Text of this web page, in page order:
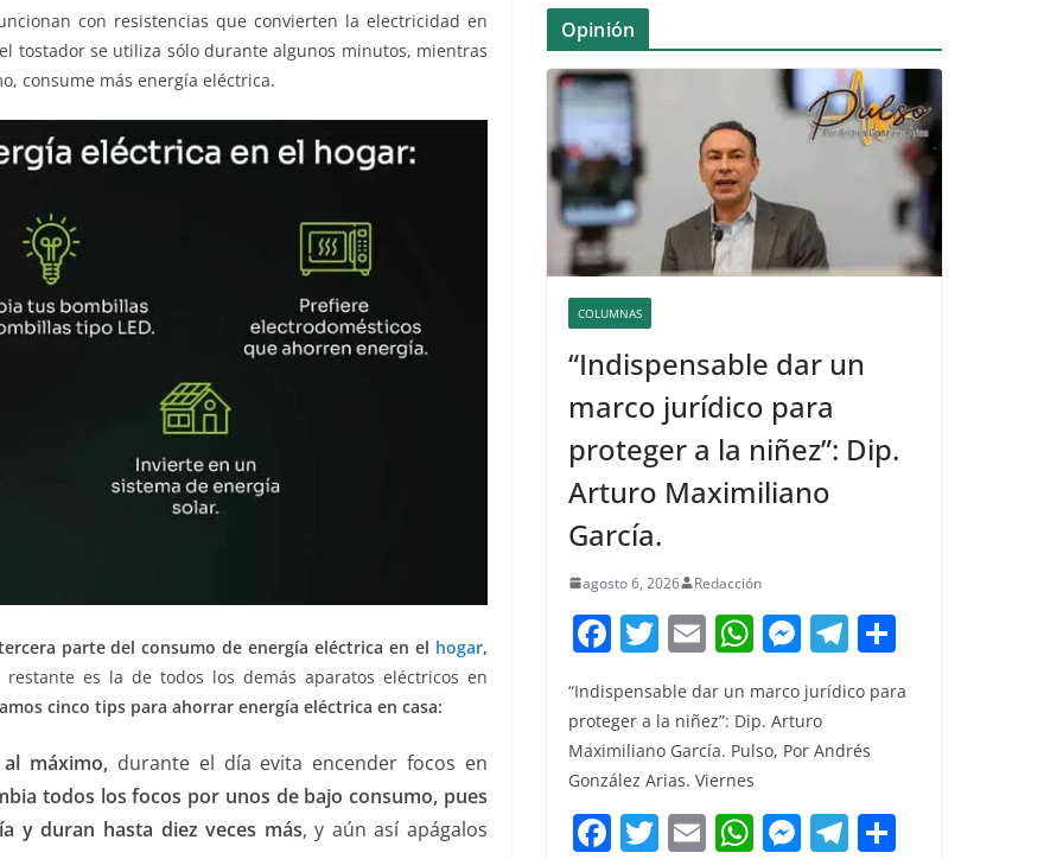
con resistencias que convierten la electricidad en
tostador se utiliza sólo durante algunos minutos, mientras
consume más energía eléctrica.
parte del consumo de energía eléctrica en el hogar,
es la de todos los demás aparatos eléctricos en
cinco tips para ahorrar energía eléctrica en casa:
máximo, durante el día evita encender focos en
todos los focos por unos de bajo consumo, pues
y duran hasta diez veces más, y aún así apágalos
Opinión
COLUMNAS
“Indispensable dar un
marco jurídico para
proteger a la niñez”: Dip.
Arturo Maximiliano
García.
agosto 6, 2026 Redacción
F
c
e
b
o
T
w
itt
er
E
ai
l
W
at
s
p
M
e
ss
e
g
T
e
gr
m
m
“Indispensable dar un marco jurídico para
proteger a la niñez”: Dip. Arturo
Maximiliano García. Pulso, Por Andrés
González Arias. Viernes
F T E W M T